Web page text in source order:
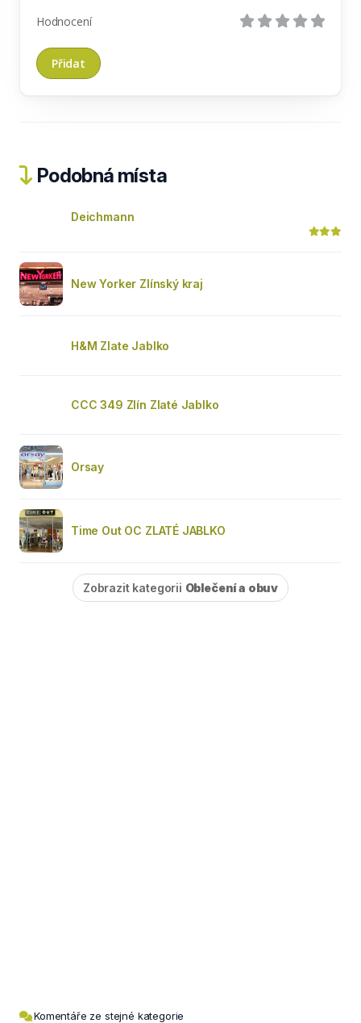
Hodnocení
Podobná místa
Deichmann
New Yorker Zlínský kraj
H&M Zlate Jablko
CCC 349 Zlín Zlaté Jablko
Orsay
Time Out OC ZLATÉ JABLKO
Zobrazit kategorii Oblečení a obuv
Komentáře ze stejné kategorie